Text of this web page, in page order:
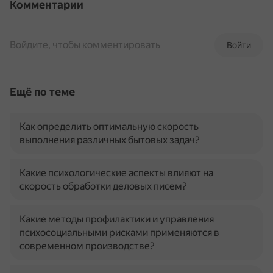
Комментарии
Войти
Войдите, чтобы комментировать
Ещё по теме
Как определить оптимальную скорость
выполнения различных бытовых задач?
Какие психологические аспекты влияют на
скорость обработки деловых писем?
Какие методы профилактики и управления
психосоциальными рисками применяются в
современном производстве?